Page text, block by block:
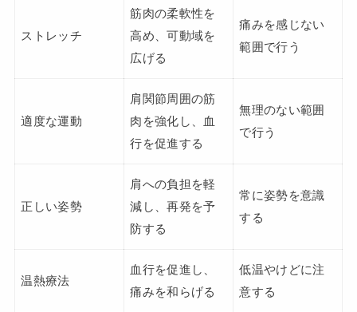
ストレッチ
筋肉の柔軟性を
高め、可動域を
広げる
痛みを感じない
範囲で行う
適度な運動
肩関節周囲の筋
肉を強化し、血
行を促進する
無理のない範囲
で行う
正しい姿勢
肩への負担を軽
減し、再発を予
防する
常に姿勢を意識
する
温熱療法
血行を促進し、
痛みを和らげる
低温やけどに注
意する